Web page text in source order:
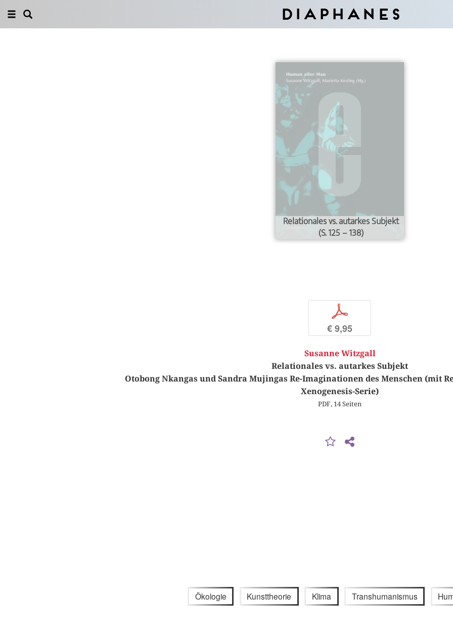
Diaphanes
Relationales vs. autarkes Subjekt
(S. 125 – 138)
p
€ 9,95
Susanne Witzgall
Relationales vs. autarkes Subjekt
Otobong Nkangas und Sandra Mujingas Re-Imaginationen des Menschen (mit
Xenogenesis-Serie)
PDF, 14 Seiten
Ökologie Kunsttheorie Klima Transhumanismus